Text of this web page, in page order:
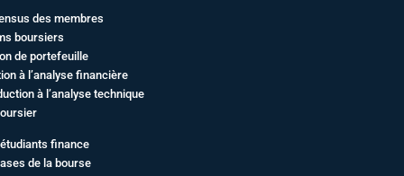
des membres
boursiers
de portefeuille
à l’analyse financière
à l’analyse technique
finance
de la bourse